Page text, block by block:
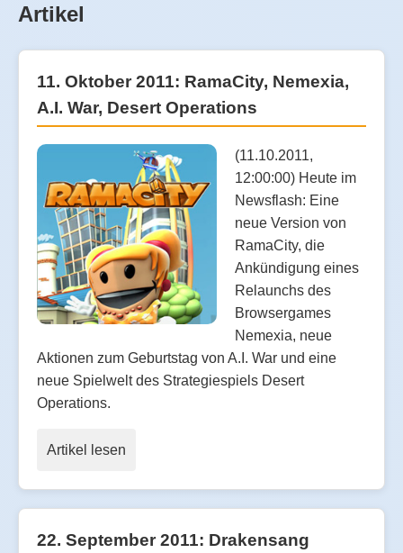
Artikel
11. Oktober 2011: RamaCity, Nemexia,
A.I. War, Desert Operations
(11.10.2011,
12:00:00) Heute im
Newsflash: Eine
neue Version von
RamaCity, die
Ankündigung eines
Relaunchs des
Browsergames
Nemexia, neue
Aktionen zum Geburtstag von A.I. War und eine
neue Spielwelt des Strategiespiels Desert
Operations.
Artikel lesen
22. September 2011: Drakensang